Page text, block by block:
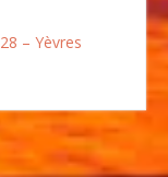
28 – Yèvres